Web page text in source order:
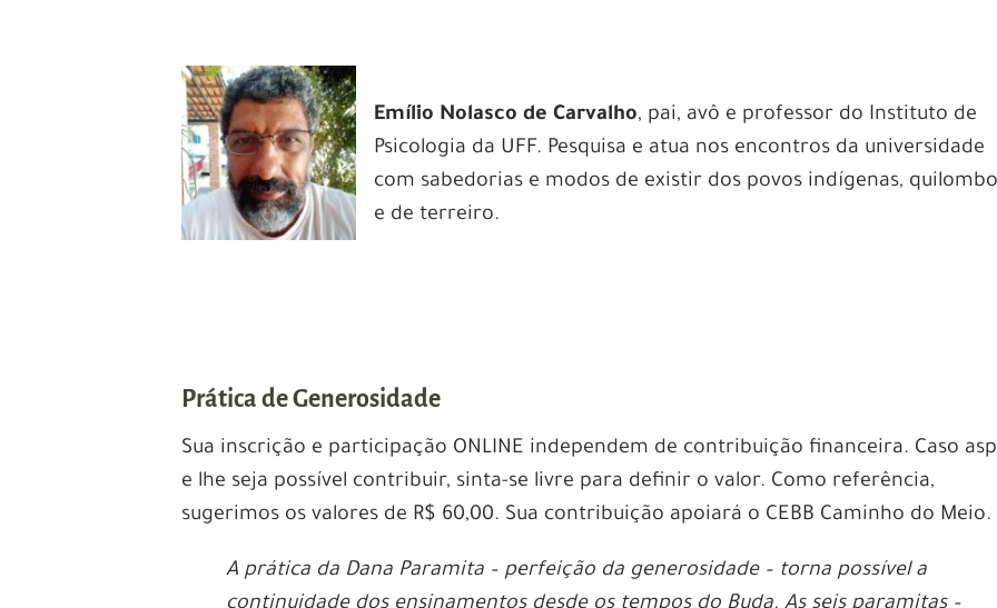
Emílio Nolasco de Carvalho, pai, avô e professor do Instituto de
Psicologia da UFF. Pesquisa e atua nos encontros da universidade
com sabedorias e modos de existir dos povos indígenas,
e de terreiro.
Prática de Generosidade
Sua inscrição e participação ONLINE independem de contribuição financeira. Caso
e lhe seja possível contribuir, sinta-se livre para definir o valor. Como referência,
sugerimos os valores de R$ 60,00. Sua contribuição apoiará o CEBB Caminho do Meio.
A prática da Dana Paramita – perfeição da generosidade – torna possível a